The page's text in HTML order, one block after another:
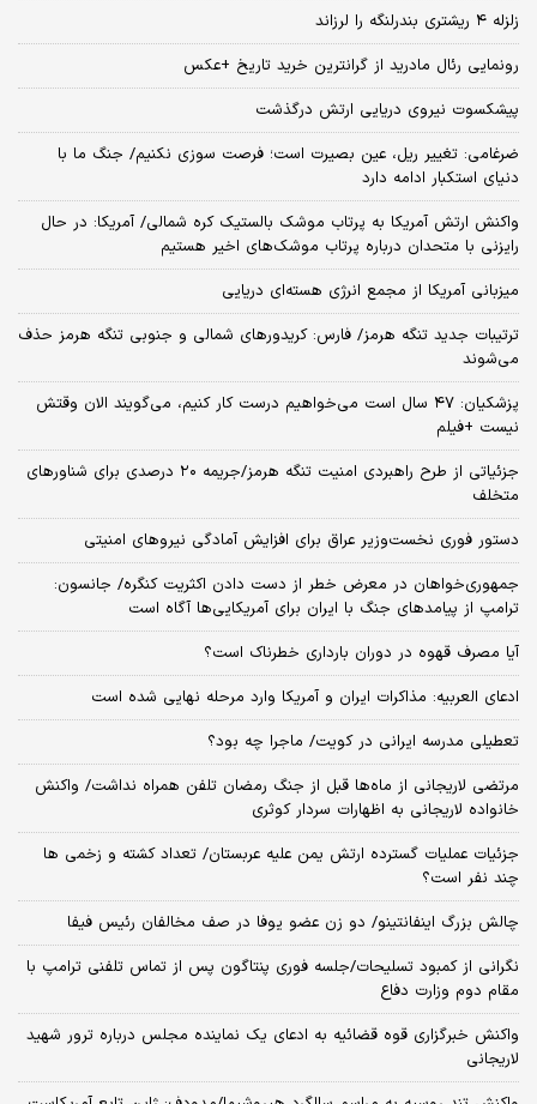
زلزله ۴ ریشتری بندرلنگه را لرزاند
رونمایی رئال مادرید از گرانترین خرید تاریخ +عکس
پیشکسوت نیروی دریایی ارتش درگذشت
ضرغامی: تغییر ریل، عین بصیرت است؛ فرصت سوزی نکنیم/ جنگ ما با
دنیای استکبار ادامه دارد
واکنش ارتش آمریکا به پرتاب موشک بالستیک کره شمالی/ آمریکا: در حال
رایزنی با متحدان درباره پرتاب موشک‌های اخیر هستیم
میزبانی آمریکا از مجمع انرژی هسته‌ای دریایی
ترتیبات جدید تنگه هرمز/ فارس: کریدورهای شمالی و جنوبی تنگه هرمز حذف
می‌شوند
پزشکیان: ۴۷ سال است می‌خواهیم درست کار کنیم، می‌گویند الان وقتش
نیست +فیلم
جزئیاتی از طرح راهبردی امنیت تنگه هرمز/جریمه ۲۰ درصدی برای شناورهای
متخلف
دستور فوری نخست‌وزیر عراق برای افزایش آمادگی نیروهای امنیتی
جمهوری‌خواهان در معرض خطر از دست دادن اکثریت کنگره/ جانسون:
ترامپ از پیامدهای جنگ با ایران برای آمریکایی‌ها آگاه است
آیا مصرف قهوه در دوران بارداری خطرناک است؟
ادعای العربیه: مذاکرات ایران و آمریکا وارد مرحله نهایی شده است
تعطیلی مدرسه ایرانی در کویت/ ماجرا چه بود؟
مرتضی لاریجانی از ماه‌ها قبل از جنگ رمضان تلفن همراه نداشت/ واکنش
خانواده لاریجانی به اظهارات سردار کوثری
جزئیات عملیات گسترده ارتش یمن علیه عربستان/ تعداد کشته و زخمی ها
چند نفر است؟
چالش بزرگ اینفانتینو/ دو زن عضو یوفا در صف مخالفان رئیس فیفا
نگرانی از کمبود تسلیحات/جلسه فوری پنتاگون پس از تماس تلفنی ترامپ با
مقام دوم وزارت دفاع
واکنش خبرگزاری قوه قضائیه به ادعای یک نماینده مجلس درباره ترور شهید
لاریجانی